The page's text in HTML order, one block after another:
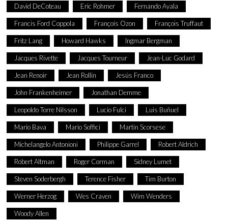
David DeCoteau Eric Rohmer Fernando Ayala
Francis Ford Coppola François Ozon François Truffaut
Fritz Lang Howard Hawks Ingmar Bergman
Jacques Rivette Jacques Tourneur Jean-Luc Godard
Jean Renoir Jean Rollin Jesús Franco
John Frankenheimer Jonathan Demme
Leopoldo Torre Nilsson Lucio Fulci Luis Buñuel
Mario Bava Mario Soffici Martin Scorsese
Michelangelo Antonioni Philippe Garrel Robert Aldrich
Robert Altman Roger Corman Sidney Lumet
Steven Soderbergh Terence Fisher Tim Burton
Werner Herzog Wes Craven Wim Wenders
Woody Allen